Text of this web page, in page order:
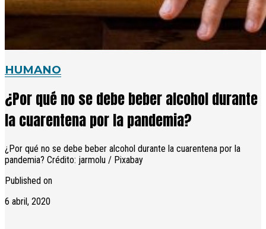
HUMANO
¿Por qué no se debe beber alcohol durante
la cuarentena por la pandemia?
¿Por qué no se debe beber alcohol durante la cuarentena por la
pandemia? Crédito: jarmolu / Pixabay
Published on
6 abril, 2020